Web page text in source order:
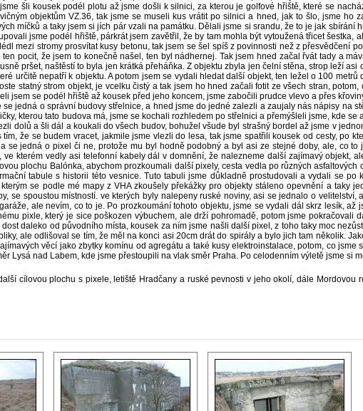
šli kousek podél plotu až jsme došli k silnici, za kterou je golfové hřiště, které se
objektům VZ.36, tak jsme se museli kus vrátit po silnici a hned, jak to šlo, jsme ho
míčků a taky jsem si jích pár vzali na památku. Dělali jsme si srandu, že to je jak sbírání
jsme podél hřiště, párkrát jsem zavětřil, že by tam mohla být vytoužená třicet šestka,
mezi stromy prosvítat kusy betonu, tak jsem se šel spíš z povinnosti než z přesvědčení
pocit, že jsem to konečně našel, ten byl nádhernej. Tak jsem hned začal řvát tady a
pršet, naštěstí to byla jen krátká přeháňka. Z objektu zbyla jen čelní stěna, strop leží asi
určitě nepatří k objektu. A potom jsem se vydali hledat další objekt, ten ležel o 100 metrů
statný strom objekt, je vcelku čistý a tak jsem ho hned začali fotit ze všech stran, potom,
jsem se podél hřiště až kousek před jeho koncem, jsme zabočili prudce vlevo a přes
jedná o správní budovy střelnice, a hned jsme do jedné zalezli a zaujaly nás nápisy na
kterou tato budova má, jsme se kochali rozhledem po střelnici a přemýšleli jsme, kde se
dolů a šli dál a koukali do všech budov, bohužel všude byl strašný bordel až jsme v
že se budem vracet, jakmile jsme vlezli do lesa, tak jsme spatřili kousek od cesty, po
se jedná o pixel či ne, protože mu byl hodně podobný a byl asi ze stejné doby, ale, co to
kterém vedly asi telefonní kabely dál v domnění, že nalezneme další zajímavý objekt,
plochu Balónka, abychom prozkoumali další pixely, cesta vedla po různých asfaltových
tabule s historii této vesnice. Tuto tabuli jsme důkladně prostudovali a vydali se po
se podle mé mapy z VHA zkoušely překážky pro objekty stáleno opevnění a taky
se spoustou místností. ve kterých byly nalepeny ruské noviny, asi se jednalo o velitelství,
ale nevím, co to je. Po prozkoumání tohoto objektu, jsme se vydali dál skrz lesík, až
pixle, který je sice poškozen výbuchem, ale drží pohromadě, potom jsme pokračovali
daleko od původního místa, kousek za ním jsme našli další pixel, z toho taky moc
ale odlišoval se tím, že měl na konci asi 20cm drát do spirály a bylo jich tam několik.
věcí jako zbytky komínu od agregátu a také kusy elektroinstalace, potom, co jsme
Lysá nad Labem, kde jsme přestoupili na vlak směr Praha. Po celodenním výletě jsme si
cílovou plochu s pixele, letiště Hradčany a ruské pevnosti v jeho okolí, dále Mordovou